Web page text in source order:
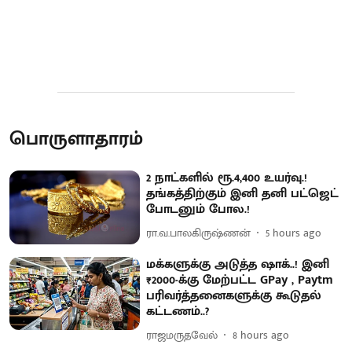
பொருளாதாரம்
2 நாட்களில் ரூ.4,400 உயர்வு.!
தங்கத்திற்கும் இனி தனி பட்ஜெட்
போடனும் போல.!
ரா.வ.பாலகிருஷ்ணன் 5 hours ago
மக்களுக்கு அடுத்த ஷாக்..! இனி
₹2000-க்கு மேற்பட்ட GPay , Paytm
பரிவர்த்தனைகளுக்கு கூடுதல்
கட்டணம்..?
ராஜமருதவேல் 8 hours ago